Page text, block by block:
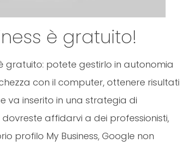
è gratuito!
gratuito: potete gestirlo in autonomia
con il computer, ottenere risultati
va inserito in una strategia di
affidarvi a dei professionisti,
profilo My Business, Google non